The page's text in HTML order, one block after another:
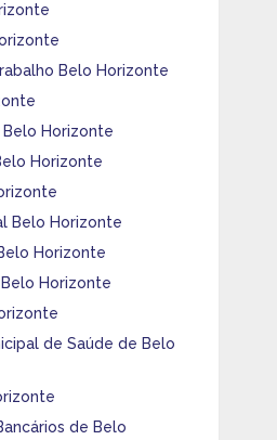
Belo Horizonte
Belo Horizonte
Horizonte
Belo Horizonte
Horizonte
Horizonte
de Saúde de Belo
de Belo